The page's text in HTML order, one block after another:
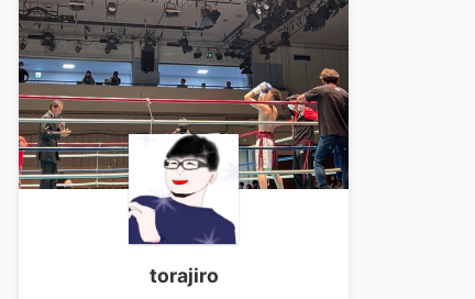
torajiro